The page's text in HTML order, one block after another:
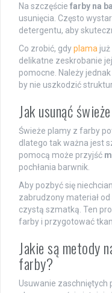
Na szczęście farby na
usunięcia. Często
detergentu, aby
Co zrobić, gdyplama
delikatne zeskrobanie
pomocne. Należy
by nie uszkodzić
Jak usunąć
Świeże plamy z farby
dlatego tak ważna jest
pomocą może przyjść
pochłania barwnik.
Aby pozbyć się
zabrudzony materiał
czystą szmatką. Ten
farby i przygotować
Jakie są metody
farby?
Usuwanie